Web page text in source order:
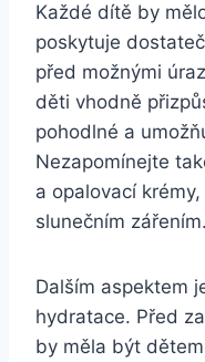
Každé dítě by
poskytuje
před možnými
děti vhodně
pohodlné a
Nezapomínejte
a opalovací
slunečním zářením.
Dalším aspektem
hydratace. Před
by měla být